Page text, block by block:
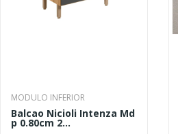
MODULO INFERIOR
Balcao Nicioli Intenza Md
p 0.80cm 2...